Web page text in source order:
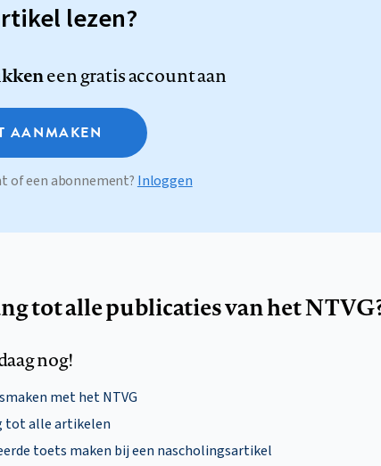
lezen?
een gratis account aan
AANMAKEN
of een abonnement? Inloggen
tot alle publicaties van het
nog!
met het NTVG
tot alle artikelen
toets maken bij een nascholingsartikel